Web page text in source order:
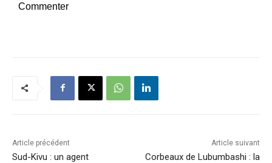
Commenter
Article précédent
Sud-Kivu : un agent
Article suivant
Corbeaux de Lubumbashi : la